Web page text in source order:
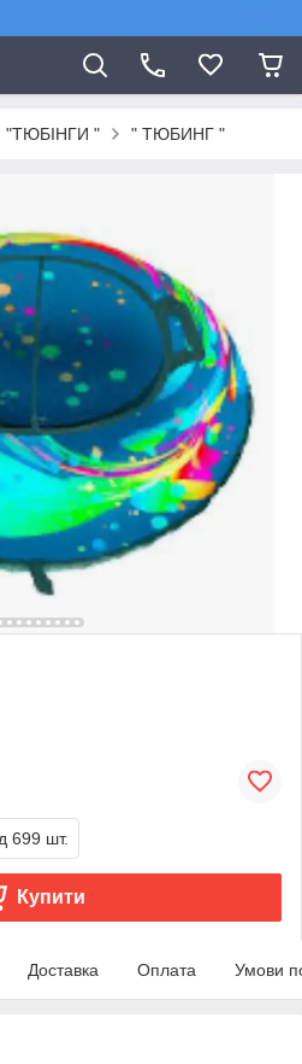
"ТЮБІНГИ " " ТЮБИНГ "
699 шт.
Купити
Доставка Оплата Умови